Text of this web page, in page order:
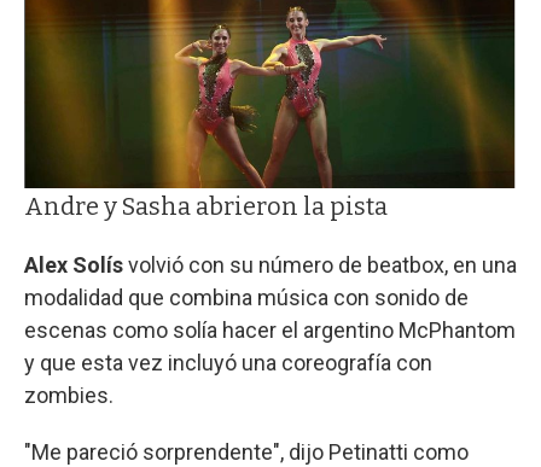
Andre y Sasha abrieron la pista
Alex Solísvolvió con su número de beatbox, en una
modalidad que combina música con sonido de
escenas como solía hacer el argentino McPhantom
y que esta vez incluyó una coreografía con
zombies.
"Me pareció sorprendente", dijo Petinatti como